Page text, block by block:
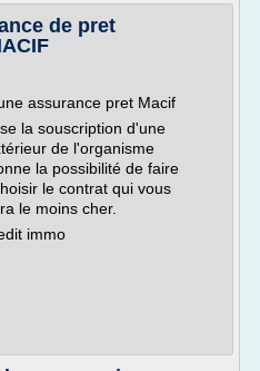
de pret
assurance pret Macif
la souscription d'une
de l'organisme
la possibilité de faire
le contrat qui vous
le moins cher.
immo